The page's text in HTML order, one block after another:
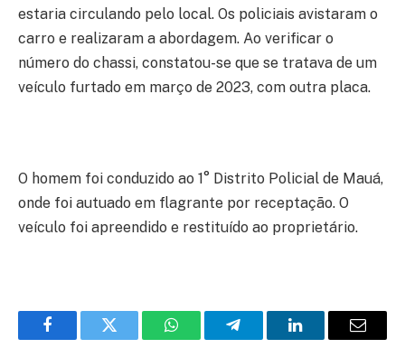
estaria circulando pelo local. Os policiais avistaram o
carro e realizaram a abordagem. Ao verificar o
número do chassi, constatou-se que se tratava de um
veículo furtado em março de 2023, com outra placa.
O homem foi conduzido ao 1° Distrito Policial de Mauá,
onde foi autuado em flagrante por receptação. O
veículo foi apreendido e restituído ao proprietário.
FacebookTwitter WhatsAppTelegramLinkedInEmail